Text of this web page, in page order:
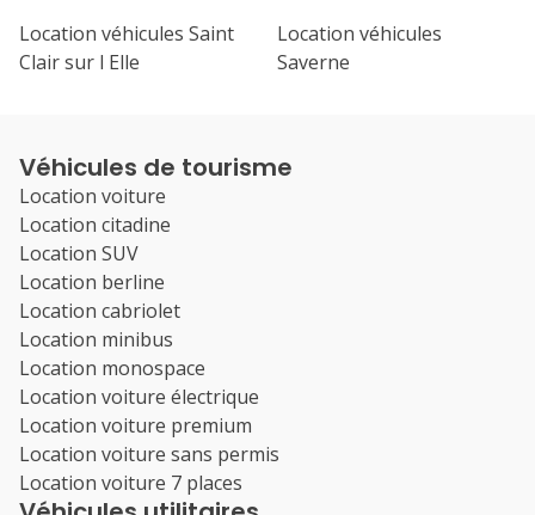
Location véhicules Saint
Clair sur l Elle
Location véhicules
Saverne
Véhicules de tourisme
Location voiture
Location citadine
Location SUV
Location berline
Location cabriolet
Location minibus
Location monospace
Location voiture électrique
Location voiture premium
Location voiture sans permis
Location voiture 7 places